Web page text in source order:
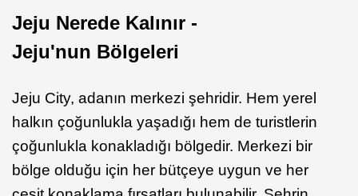
Jeju Nerede Kalınır -
Jeju'nun Bölgeleri
Jeju City, adanın merkezi şehridir. Hem yerel
halkın çoğunlukla yaşadığı hem de turistlerin
çoğunlukla konakladığı bölgedir. Merkezi bir
bölge olduğu için her bütçeye uygun ve her